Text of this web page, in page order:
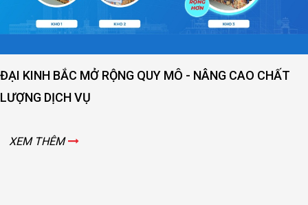
ĐẠI KINH BẮC MỞ RỘNG QUY MÔ - NÂNG CAO CHẤT
LƯỢNG DỊCH VỤ
XEM THÊM